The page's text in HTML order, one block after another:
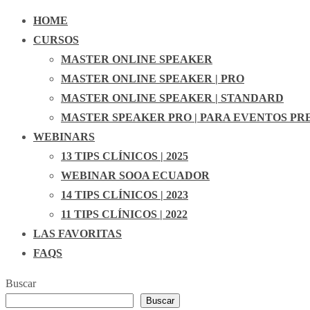
HOME
CURSOS
MASTER ONLINE SPEAKER
MASTER ONLINE SPEAKER | PRO
MASTER ONLINE SPEAKER | STANDARD
MASTER SPEAKER PRO | PARA EVENTOS
WEBINARS
13 TIPS CLÍNICOS | 2025
WEBINAR SOOA ECUADOR
14 TIPS CLÍNICOS | 2023
11 TIPS CLÍNICOS | 2022
LAS FAVORITAS
FAQS
Buscar
Buscar